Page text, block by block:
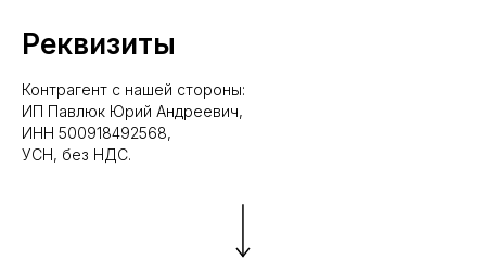
Реквизиты
Контрагент с нашей стороны:
ИП Павлюк Юрий Андреевич,
ИНН 500918492568,
УСН, без НДС.